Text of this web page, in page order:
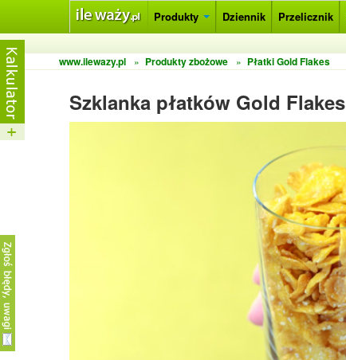
Produkty Dziennik Przelicznik
www.ilewazy.pl
» Produkty zbożowe » Płatki Gold Flakes
Szklanka płatków Gold Flakes